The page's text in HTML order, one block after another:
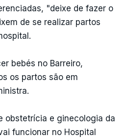
"deixe de fazer o
de se realizar partos
bebés no Barreiro,
os partos são em
obstetrícia e ginecologia da
funcionar no Hospital